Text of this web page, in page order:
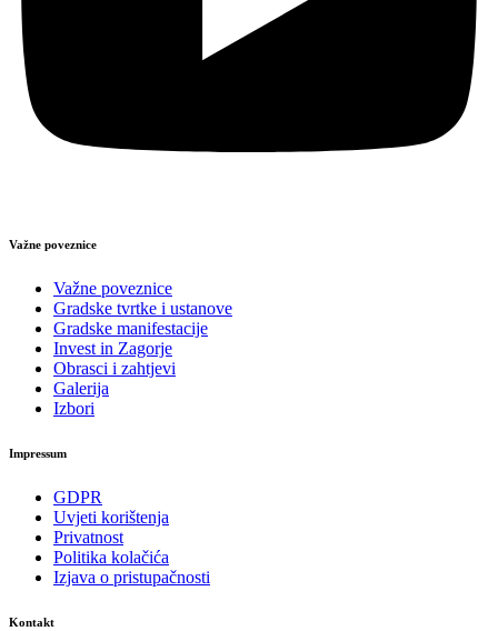
Važne poveznice
Važne poveznice
Gradske tvrtke i ustanove
Gradske manifestacije
Invest in Zagorje
Obrasci i zahtjevi
Galerija
Izbori
Impressum
GDPR
Uvjeti korištenja
Privatnost
Politika kolačića
Izjava o pristupačnosti
Kontakt